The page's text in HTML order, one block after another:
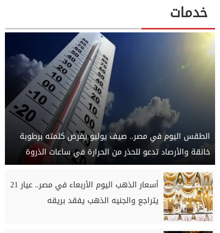
خدمات
الطقس اليوم في مصر.. صيف يوليو يفرض كلمته برطوبة
خانقة والأرصاد تدعو للحذر من الحرارة في ساعات الذروة
أسعار الذهب اليوم الأربعاء في مصر.. عيار 21
يتراجع والجنيه الذهب يفقد بريقه